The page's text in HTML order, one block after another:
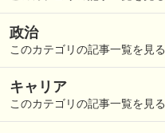
政治
このカテゴリの記事一覧を見る
キャリア
このカテゴリの記事一覧を見る